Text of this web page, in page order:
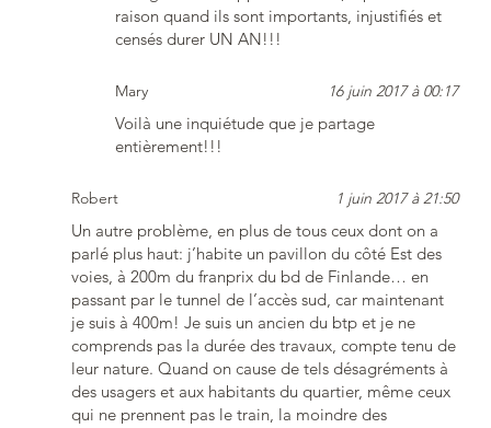
raison quand ils sont importants, injustifiés et
censés durer UN AN!!!
Mary 16 juin 2017 à 00:17
Voilà une inquiétude que je partage
entièrement!!!
Robert 1 juin 2017 à 21:50
Un autre problème, en plus de tous ceux dont on a
parlé plus haut: j’habite un pavillon du côté Est des
voies, à 200m du franprix du bd de Finlande… en
passant par le tunnel de l’accès sud, car maintenant
je suis à 400m! Je suis un ancien du btp et je ne
comprends pas la durée des travaux, compte tenu de
leur nature. Quand on cause de tels désagréments à
des usagers et aux habitants du quartier, même ceux
qui ne prennent pas le train, la moindre des